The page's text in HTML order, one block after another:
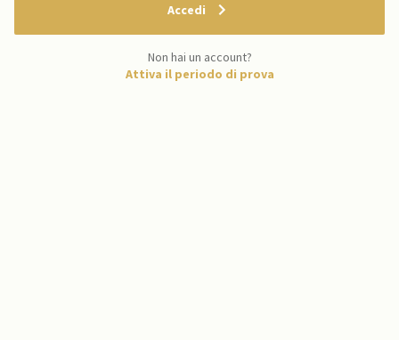
Accedi
Non hai un account?
Attiva il periodo di prova